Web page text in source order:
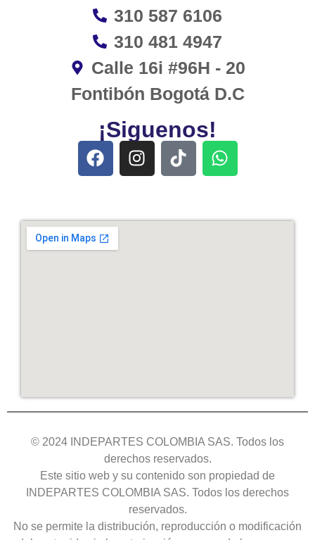
310 587 6106
310 481 4947
Calle 16i #96H - 20
Fontibón Bogotá D.C
¡Siguenos!
© 2024 INDEPARTES COLOMBIA SAS. Todos los
derechos reservados.
Este sitio web y su contenido son propiedad de
INDEPARTES COLOMBIA SAS. Todos los derechos
reservados.
No se permite la distribución, reproducción o modificación